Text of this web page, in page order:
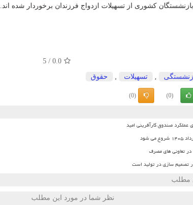
کشوری از تسهیلات ازدواج فرزندان برخوردار شده اند.
0.0
/
5
تسهیلات حقوق
(0)
(0)
عملکرد صندوق کارآفرینی امید
شود
در تعاونی های مصرف
تصمیم سازی در تولید است
مطلب
نظر شما در مورد این مطلب